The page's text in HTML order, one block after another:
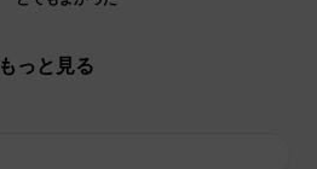
もっと見る